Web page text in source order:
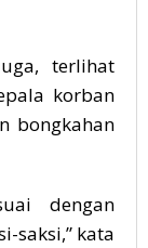
terlihat
korban
bongkahan
dengan
saksi,” kata